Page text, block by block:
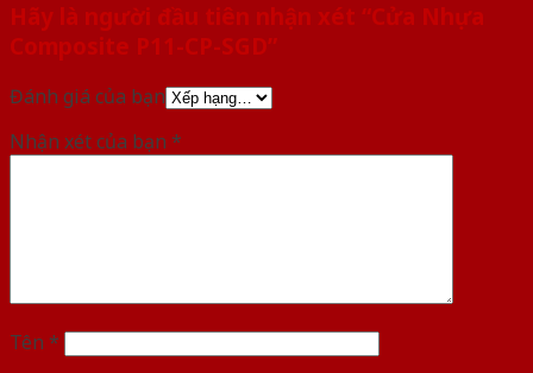
Hãy là người đầu tiên nhận xét “Cửa Nhựa
Composite P11-CP-SGD”
Đánh giá của bạn
Nhận xét của bạn *
Tên *